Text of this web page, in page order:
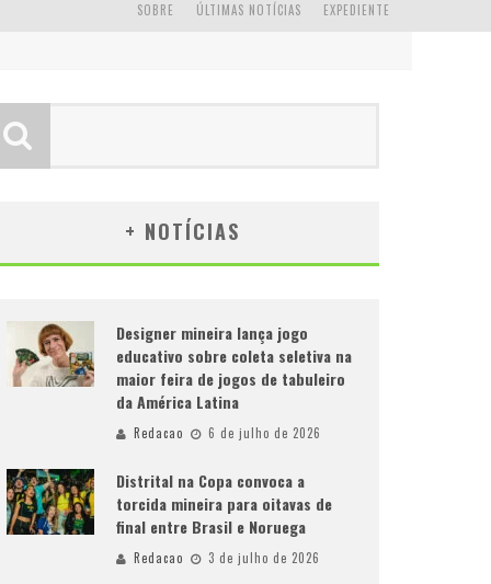
EXPEDIENTE
ÚLTIMAS NOTÍCIAS
SOBRE
+ NOTÍCIAS
Designer mineira lança jogo
educativo sobre coleta seletiva na
maior feira de jogos de tabuleiro
da América Latina
Redacao 6 de julho de 2026
Distrital na Copa convoca a
torcida mineira para oitavas de
final entre Brasil e Noruega
Redacao 3 de julho de 2026